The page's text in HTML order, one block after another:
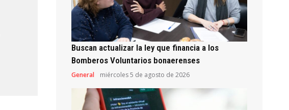
Buscan actualizar la ley que financia a los
Bomberos Voluntarios bonaerenses
General miércoles 5 de agosto de 2026